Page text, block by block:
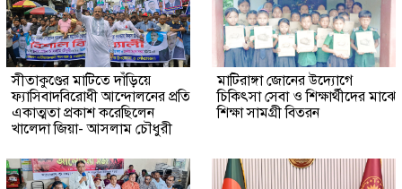
সীতাকুণ্ডের মাটিতে দাঁড়িয়ে
ফ্যাসিবাদবিরোধী আন্দোলনের প্রতি
একাত্মতা প্রকাশ করেছিলেন
খালেদা জিয়া- আসলাম চৌধুরী
মাটিরাঙ্গা জোনের উদ্যোগে
চিকিৎসা সেবা ও শিক্ষার্থীদের মাঝে
শিক্ষা সামগ্রী বিতরন